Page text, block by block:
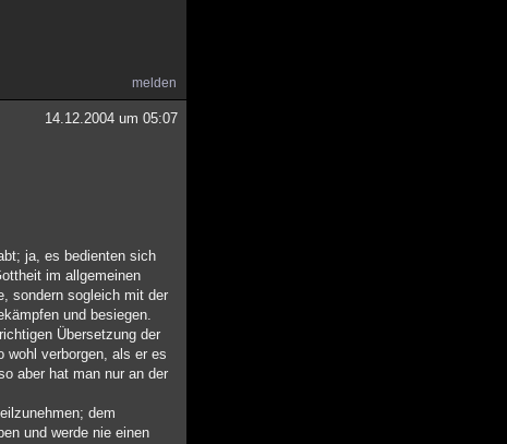
melden
14.12.2004 um 05:07
ja, es bedienten sich
im allgemeinen
sondern sogleich mit der
und besiegen.
Übersetzung der
wohl verborgen, als er es
aber hat man nur an der
dem
und werde nie einen